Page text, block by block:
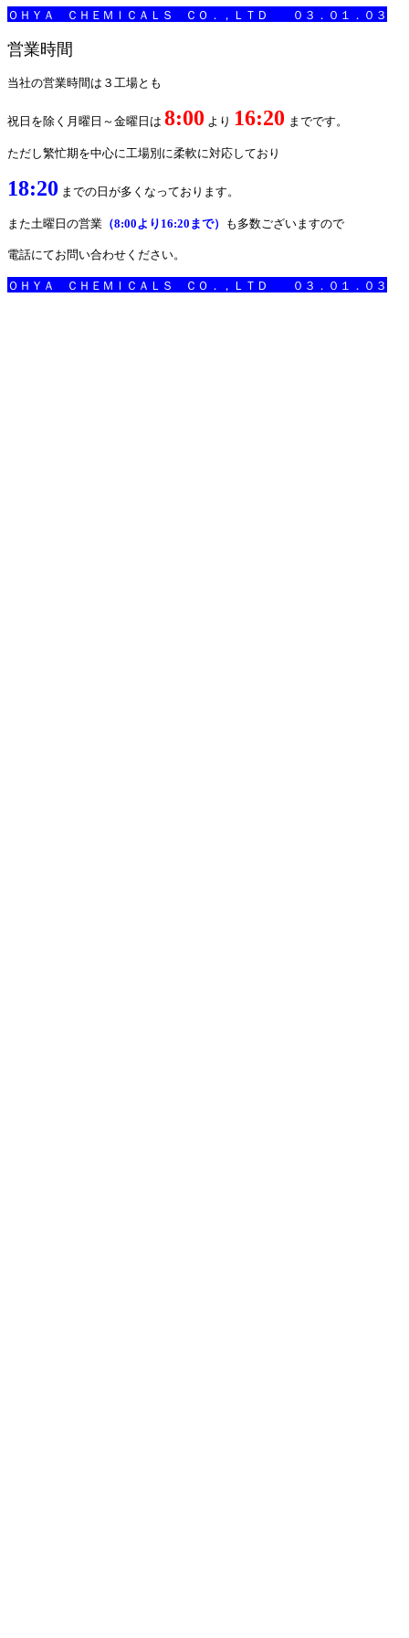
ＯＨＹＡ ＣＨＥＭＩＣＡＬＳ ＣＯ．，ＬＴＤ ０３．０１．０３
営業時間
当社の営業時間は３工場とも
祝日を除く月曜日～金曜日は 8:00 より 16:20 までです。
ただし繁忙期を中心に工場別に柔軟に対応しており
18:20 までの日が多くなっております。
また土曜日の営業 （8:00より16:20まで） も多数ございますので
電話にてお問い合わせください。
ＯＨＹＡ ＣＨＥＭＩＣＡＬＳ ＣＯ．，ＬＴＤ ０３．０１．０３